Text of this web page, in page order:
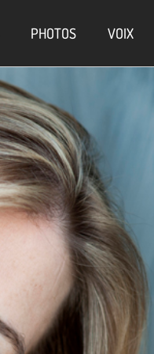
PHOTOS VOIX